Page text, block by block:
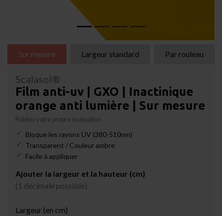
Sur mesure Largeur standard Par rouleau
Scalasol®
Film anti-uv | GXO | Inactinique
orange anti lumière | Sur mesure
Publiez votre propre évaluation
Bloque les rayons UV (380-510nm)
Transparent / Couleur ambre
Facile à appliquer
Ajouter la largeur et la hauteur (cm)
(1 décimale possible)
Largeur (en cm)